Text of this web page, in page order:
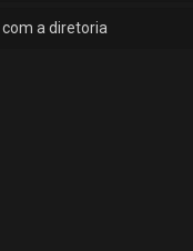
com a diretoria